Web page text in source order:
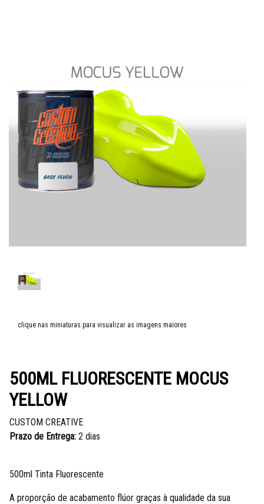
Primários
Acessórios
Hidrografica
clique nas miniaturas para visualizar as imagens maiores
500ML FLUORESCENTE MOCUS
YELLOW
CUSTOM CREATIVE
Prazo de Entrega: 2 dias
500ml Tinta Fluorescente
A proporção de acabamento flúor graças à qualidade da sua